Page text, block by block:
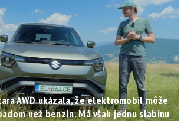
AWD ukázala, že elektromobil môže
než benzín. Má však jednu slabinu